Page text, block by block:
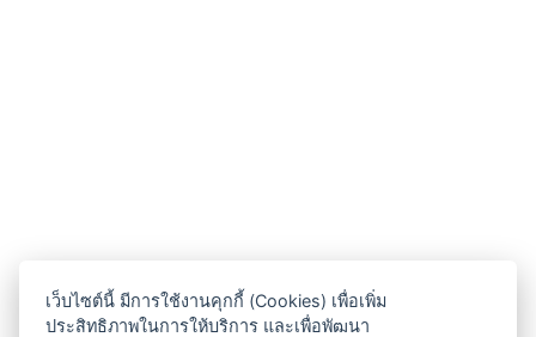
เว็บไซต์นี้ มีการใช้งานคุกกี้ (Cookies) เพื่อเพิ่ม
ประสิทธิภาพในการให้บริการ และเพื่อพัฒนา